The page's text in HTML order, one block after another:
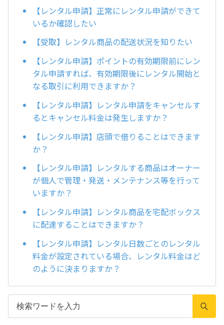
【レンタル申請】正常にレンタル申請ができて
いるか確認したい
【受取】レンタル商品の配送状況を知りたい
【レンタル申請】ポイントの有効期限前にレン
タル申請すれば、有効期限後にレンタル開始と
なる取引に利用できますか？
【レンタル申請】レンタル申請をキャンセルす
るとキャンセル料金は発生しますか？
【レンタル申請】店頭で借りることはできます
か？
【レンタル申請】レンタルする商品はオーナー
が個人で管理・発送・メンテナンス等を行って
いますか？
【レンタル申請】レンタル商品を宅配ボックス
に配達することはできますか？
【レンタル申請】レンタル日数ごとのレンタル
料金が設定されている場合、レンタル料金はど
のように決まりますか？